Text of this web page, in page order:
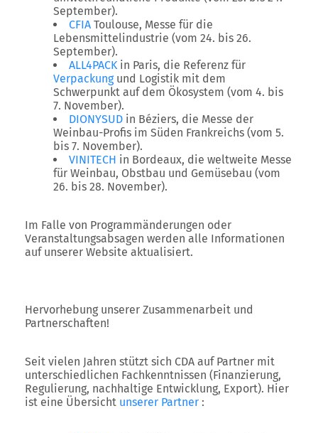
September).
CFIA Toulouse, Messe für die
Lebensmittelindustrie (vom 24. bis 26.
September).
ALL4PACKin Paris, die Referenz für
Verpackungund Logistik mit dem
Schwerpunkt auf dem Ökosystem (vom 4. bis
7. November).
DIONYSUD in Béziers, die Messe der
Weinbau-Profis im Süden Frankreichs (vom 5.
bis 7. November).
VINITECH in Bordeaux, die weltweite Messe
für Weinbau, Obstbau und Gemüsebau (vom
26. bis 28. November).
Im Falle von Programmänderungen oder
Veranstaltungsabsagen werden alle Informationen
auf unserer Website aktualisiert.
Hervorhebung unserer Zusammenarbeit und
Partnerschaften!
Seit vielen Jahren stützt sich CDA auf Partner mit
unterschiedlichen Fachkenntnissen (Finanzierung,
Regulierung, nachhaltige Entwicklung, Export). Hier
ist eine Übersicht unserer Partner :